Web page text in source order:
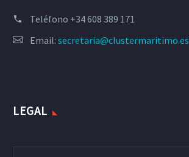
Teléfono +34 608 389 171
Email: secretaria@clustermaritimo.es
LEGAL